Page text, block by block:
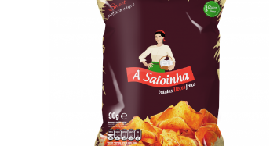
QUICK VIEW